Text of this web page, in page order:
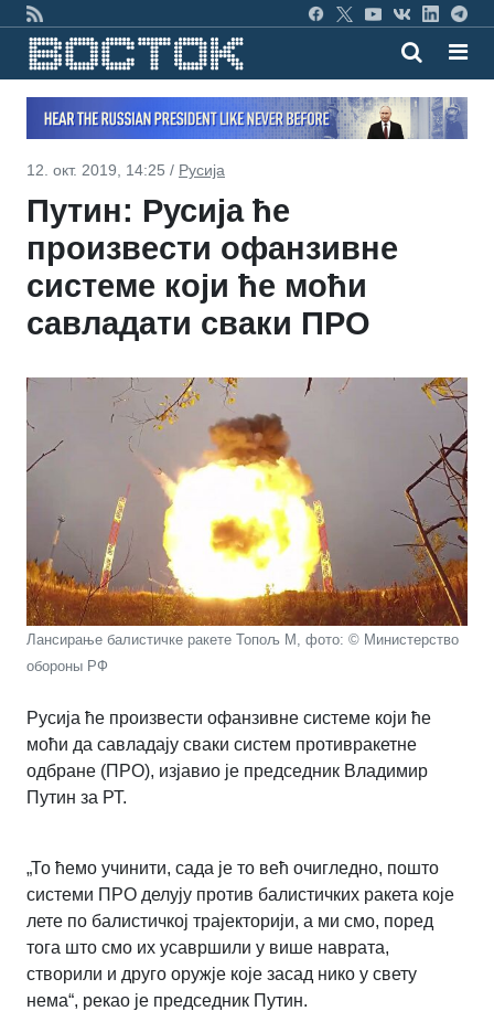
12. окт. 2019, 14:25 / Русија
Путин: Русија ће
произвести офанзивне
системе који ће моћи
савладати сваки ПРО
Лансирање балистичке ракете Топољ М, фото: © Министерство
обороны РФ
Русија ће произвести офанзивне системе који ће
моћи да савладају сваки систем противракетне
одбране (ПРО), изјавио је председник Владимир
Путин за РТ.
„То ћемо учинити, сада је то већ очигледно, пошто
системи ПРО делују против балистичких ракета које
лете по балистичкој трајекторији, а ми смо, поред
тога што смо их усавршили у више наврата,
створили и друго оружје које засад нико у свету
нема“, рекао је председник Путин.